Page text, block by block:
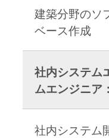
建築分野のソ
ベース作成
社内システム
ムエンジニア：
社内システム